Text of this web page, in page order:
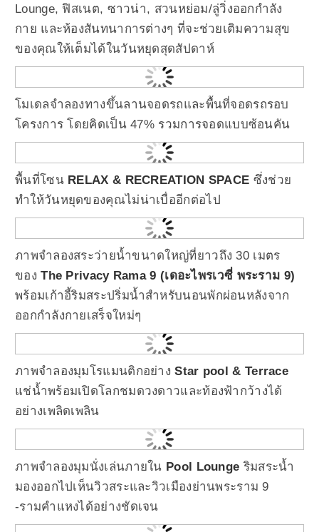
Lounge, ฟิสเนต, ซาวน่า, สวนหย่อม/ลู่วิ่งออกกำลัง
กาย และห้องสันทนาการต่างๆ ที่จะช่วยเติมความสุข
ของคุณให้เต็มได้ในวันหยุดสุดสัปดาห์
โมเดลจำลองทางขึ้นลานจอดรถและพื้นที่จอดรถรอบ
โครงการ โดยคิดเป็น 47% รวมการจอดแบบซ้อนคัน
พื้นที่โซน RELAX & RECREATION SPACE ซึ่งช่วย
ทำให้วันหยุดของคุณไม่น่าเบื่ออีกต่อไป
ภาพจำลองสระว่ายน้ำขนาดใหญ่ที่ยาวถึง 30 เมตร
ของThe Privacy Rama 9 (เดอะไพรเวซี่ พระราม 9)
พร้อมเก้าอี้ริมสระปริ่มน้ำสำหรับนอนพักผ่อนหลังจาก
ออกกำลังกายเสร็จใหม่ๆ
ภาพจำลองมุมโรแมนติกอย่าง Star pool & Terrace
แช่น้ำพร้อมเปิดโลกชมดวงดาวและท้องฟ้ากว้างได้
อย่างเพลิดเพลิน
ภาพจำลองมุมนั่งเล่นภายใน Pool Lounge ริมสระน้ำ
มองออกไปเห็นวิวสระและวิวเมืองย่านพระราม 9
-รามคำแหงได้อย่างชัดเจน